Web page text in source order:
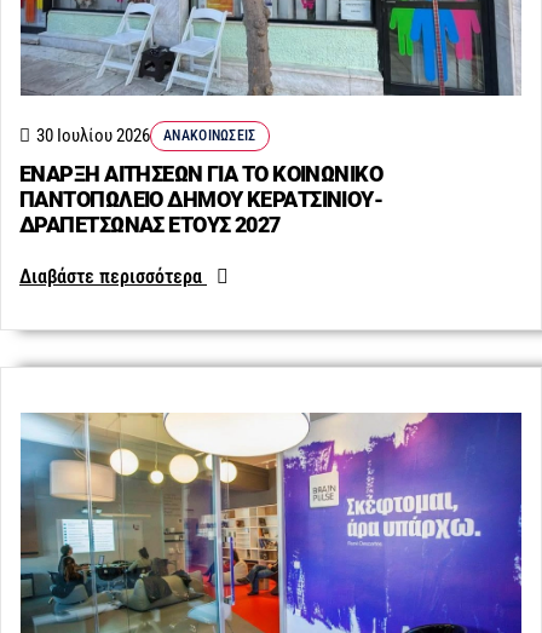
ΕΝΑΡΞΗ ΑΙΤΗΣΕΩΝ ΓΙΑ ΤΟ ΚΟΙΝΩΝΙΚΟ
ΠΑΝΤΟΠΩΛΕΙΟ ΔΗΜΟΥ ΚΕΡΑΤΣΙΝΙΟΥ-
ΔΡΑΠΕΤΣΩΝΑΣ ΕΤΟΥΣ 2027
30 Ιουλίου 2026 ΑΝΑΚΟΙΝΏΣΕΙΣ
Διαβάστε περισσότερα